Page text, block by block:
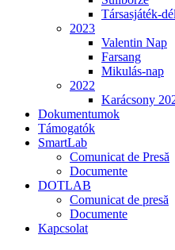
Társasjáték-
2023
Valentin Nap
Farsang
Mikulás-nap
2022
Karácsony
Dokumentumok
Támogatók
SmartLab
Comunicat de Presă
Documente
DOTLAB
Comunicat de presă
Documente
Kapcsolat